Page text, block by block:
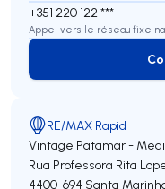
+351 220 122 ***
Appel vers le réseau fixe
RE/MAX Rapid
Vintage Patamar -
Rua Professora Rita
4400-694 Santa